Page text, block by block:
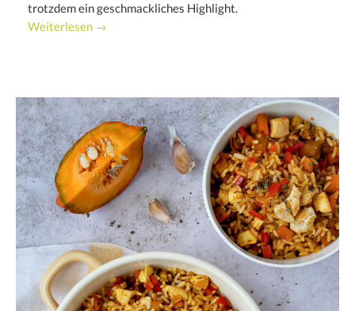
trotzdem ein geschmackliches Highlight.
Weiterlesen →